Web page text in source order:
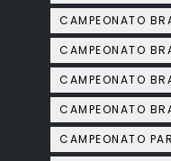
CAMPEONATO
CAMPEONATO
CAMPEONATO
CAMPEONATO
CAMPEONATO